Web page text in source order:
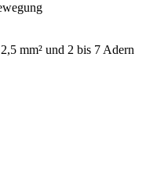
mm² und 2 bis 7 Adern